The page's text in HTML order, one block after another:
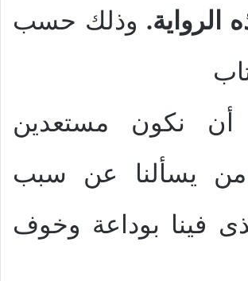
الرواية. وذلك حسب
أن نكون مستعدين
من يسألنا عن سبب
فينا بوداعة وخوف